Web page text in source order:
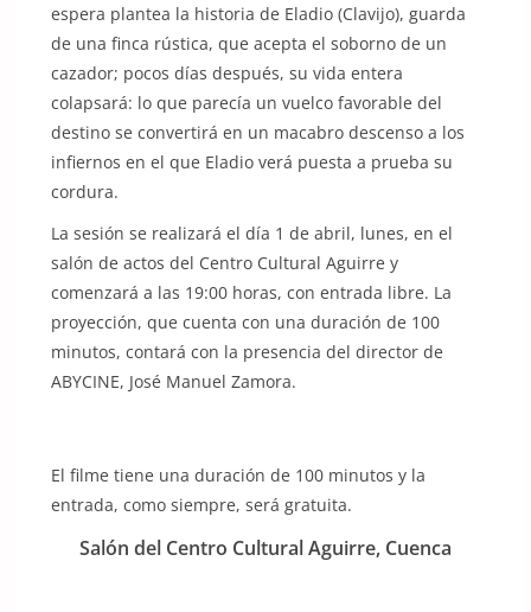
espera plantea la historia de Eladio (Clavijo), guarda
de una finca rústica, que acepta el soborno de un
cazador; pocos días después, su vida entera
colapsará: lo que parecía un vuelco favorable del
destino se convertirá en un macabro descenso a los
infiernos en el que Eladio verá puesta a prueba su
cordura.
La sesión se realizará el día 1 de abril, lunes, en el
salón de actos del Centro Cultural Aguirre y
comenzará a las 19:00 horas, con entrada libre. La
proyección, que cuenta con una duración de 100
minutos, contará con la presencia del director de
ABYCINE, José Manuel Zamora.
El filme tiene una duración de 100 minutos y la
entrada, como siempre, será gratuita.
Salón del Centro Cultural Aguirre, Cuenca